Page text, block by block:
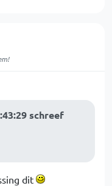
schreef
dit